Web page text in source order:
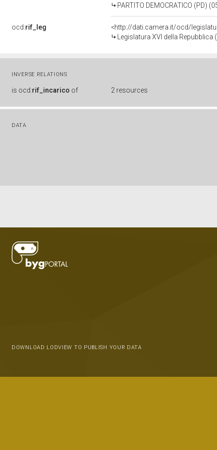
PARTITO DEMOCRATICO (PD)
ocd:rif_leg
<http://dati.camera.it/ocd/
Legislatura XVI della
INVERSE RELATIONS
is ocd:rif_incarico of 2 resources
DATA
DOWNLOAD LODVIEW TO PUBLISH YOUR DATA